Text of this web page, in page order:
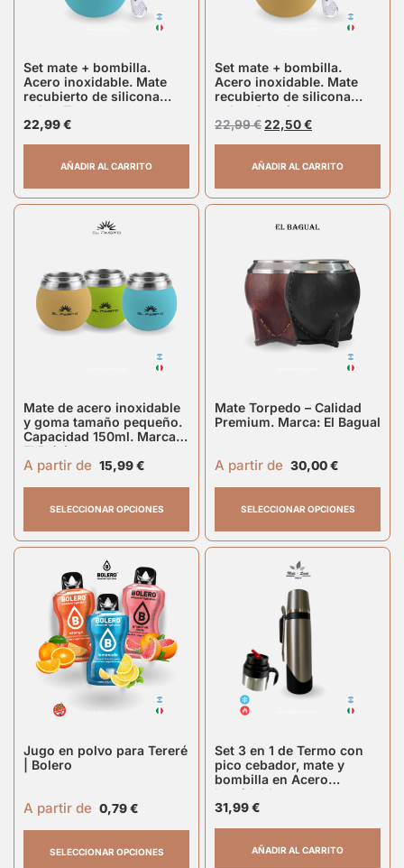
Set mate + bombilla.
Acero inoxidable. Mate
recubierto de silicona
color: Turquesa
22,99€
AÑADIR AL CARRITO
Set mate + bombilla.
Acero inoxidable. Mate
recubierto de silicona
color: Caqui
22,99€22,50€
AÑADIR AL CARRITO
Mate de acero inoxidable
y goma tamaño pequeño.
Capacidad 150ml. Marca
El Paisito
A partir de 15,99€
SELECCIONAR OPCIONES
Mate Torpedo – Calidad
Premium. Marca: El Bagual
A partir de 30,00€
SELECCIONAR OPCIONES
Jugo en polvo para Tereré
| Bolero
A partir de 0,79€
SELECCIONAR OPCIONES
Set 3 en 1 de Termo con
pico cebador, mate y
bombilla en Acero
Inoxidable
31,99€
AÑADIR AL CARRITO